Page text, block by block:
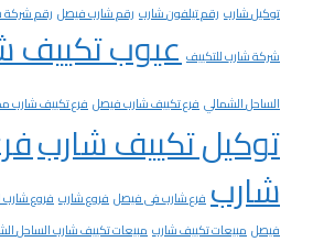
توكيل شارب رقم تيلفون شارب رقم شارب فيصل رقم شركة
شركة شارب للتكييف عيوب تكييف
الساحل الشمالي فرع تكييف شارب فيصل فرع تكييف شارب
توكيل تكييف شارب
شارب فرع شارب فى فيصل فروع شارب فروع شارب
فيصل مبيعات تكييف شارب مبيعات تكييف شارب الساحل